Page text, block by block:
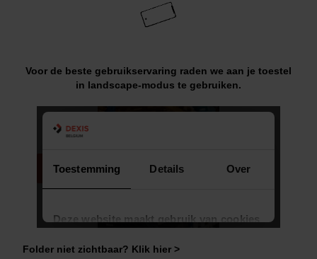
Voor de beste gebruikservaring raden we aan je toestel
in landscape-modus te gebruiken.
Folder niet zichtbaar? Klik hier >